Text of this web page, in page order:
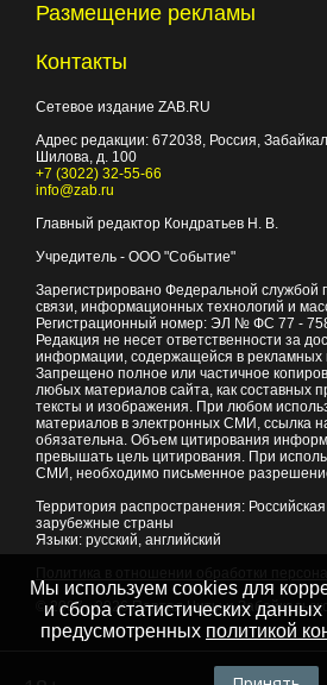
Размещение рекламы
Контакты
Сетевое издание ZAB.RU
Адрес редакции: 672038, Россия,
Шилова, д. 100
+7 (3022) 32-55-66
info@zab.ru
Главный редактор Кондратьев Н. В.
Учредитель - ООО "Событие"
Зарегистрировано Федеральной службой
связи, информационных технологий и
Регистрационный номер: ЭЛ № ФС 77 -
Редакция не несет ответственности за
информации, содержащейся в рекламных
Запрещено полное или частичное
любых материалов сайта, как составных
тексты и изображения. При любом
материалов в электронных СМИ, ссылка
обязательна. Объем цитирования
превышать цель цитирования. При
СМИ, необходимо письменное
Территория распространения:
зарубежные страны
Языки: русский, английский
© 2007 - 2026Портал Читы и
Мы используем cookies для
и сбора статистических
предусмотренных политикой